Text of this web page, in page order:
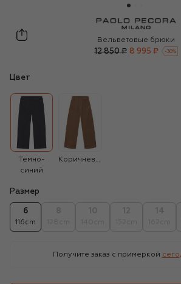
Paolo Pecora Milano
Вельветовые брюки
12 850 ₽ 8 995 ₽ -30%
Цвет
Темно-
синий
Коричневый
Размер
6
116cm
Получите заказ с примеркой